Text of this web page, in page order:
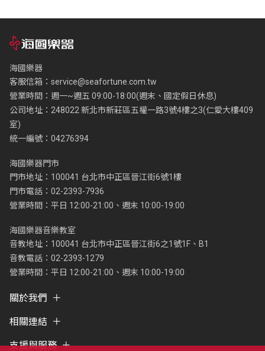
海國樂器
客服信箱： service@seafortune.com.tw
營業時間：週一~週五 09:00-18:00(週末、國定假日休息)
公司地址：248022 新北市新莊區五權一路3號4樓之3(仁愛大樓409
室)
統一編號：04276394
海國樂器門市
門市地址：100041 台北市中正區晉江街6號1樓
門市電話：02-2393-7936
營業時間：平日 12:00-21:00、週末 10:00-19:00
海國樂器音樂教室
音教地址：100041 台北市中正區晉江街6之1號1F、B1
音教電話：02-2393-1279
營業時間：平日 12:00-21:00、週末 10:00-19:00
關於我們
相關連結
支援與服務